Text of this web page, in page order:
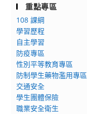
重點專區
108 課綱
學習歷程
自主學習
防疫專區
性別平等教育專區
防制學生藥物濫用專區
交通安全
學生團體保險
職業安全衛生